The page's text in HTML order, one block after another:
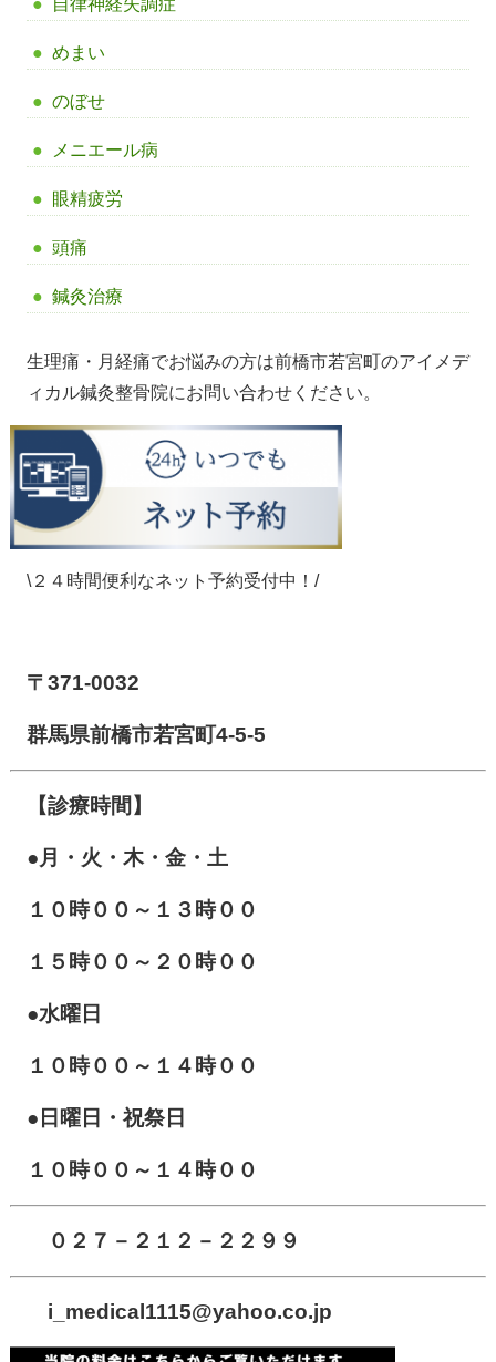
めまい
のぼせ
メニエール病
眼精疲労
頭痛
鍼灸治療
生理痛・月経痛でお悩みの方は前橋市若宮町のアイメデ
ィカル鍼灸整骨院にお問い合わせください。
\２４時間便利なネット予約受付中！/
〒371-0032
群馬県前橋市若宮町4-5-5
【診療時間】
●月・火・木・金・土
１０ 時００～１３時００
１５時００～２０時００
●水曜日
１０時００～１４時００
●日曜日・祝祭日
１０時００～１４時００
０２７－２１２－２２９９
i_medical1115@yahoo.co.jp